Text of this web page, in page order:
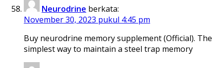
Neurodrine berkata:
November 30, 2023 pukul 4:45 pm
Buy neurodrine memory supplement (Official). The
simplest way to maintain a steel trap memory